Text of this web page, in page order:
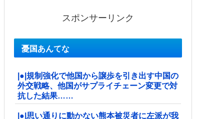
スポンサーリンク
憂国あんてな
|●|規制強化で他国から譲歩を引き出す中国の
外交戦略、他国がサプライチェーン変更で対
抗した結果……
|●|思い通りに動かない熊本被災者に左派が我